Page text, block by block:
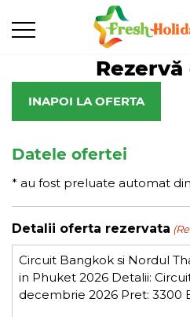
INAPOI LA OFERTA
Datele ofertei
* au fost preluate automat
Detalii oferta rezervata